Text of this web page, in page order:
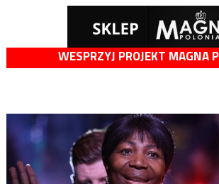
WESPRZYJ PROJEKT MAGNA